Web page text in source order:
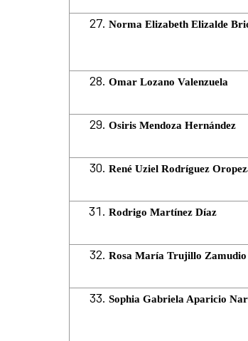
Norma Elizabeth Elizalde
Omar Lozano Valenzuela
Osiris Mendoza Hernández
René Uziel Rodríguez
Rodrigo Martínez Díaz
Rosa María Trujillo Zamudio
Sophia Gabriela Aparicio